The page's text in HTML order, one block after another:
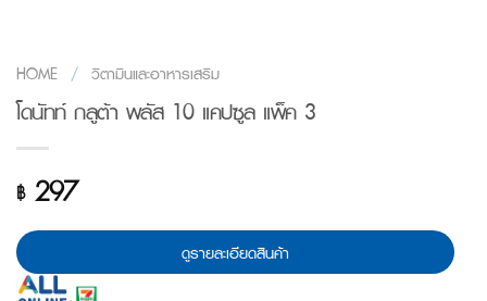
HOME / วิตามินและอาหารเสริม
โดนัทท์ กลูต้า พลัส 10 แคปซูล แพ็ค 3
฿297
ดูรายละเอียดสินค้า